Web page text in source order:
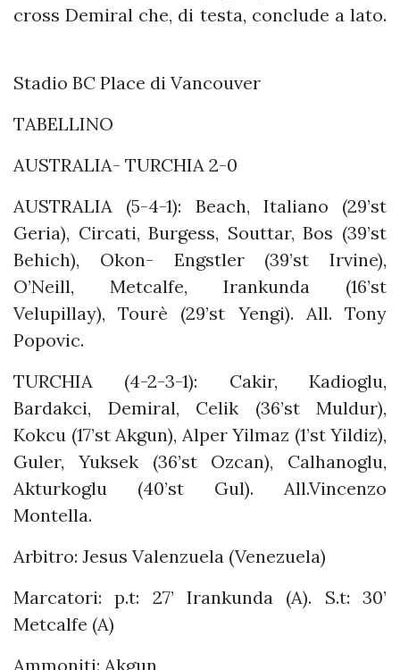
cross Demiral che, di testa, conclude a lato.
Stadio BC Place di Vancouver
TABELLINO
AUSTRALIA- TURCHIA 2-0
AUSTRALIA (5-4-1): Beach, Italiano (29’st
Geria), Circati, Burgess, Souttar, Bos (39’st
Behich), Okon- Engstler (39’st Irvine),
O’Neill, Metcalfe, Irankunda (16’st
Velupillay), Tourè (29’st Yengi). All. Tony
Popovic.
TURCHIA (4-2-3-1): Cakir, Kadioglu,
Bardakci, Demiral, Celik (36’st Muldur),
Kokcu (17’st Akgun), Alper Yilmaz (1’st Yildiz),
Guler, Yuksek (36’st Ozcan), Calhanoglu,
Akturkoglu (40’st Gul). All.Vincenzo
Montella.
Arbitro: Jesus Valenzuela (Venezuela)
Marcatori: p.t: 27’ Irankunda (A). S.t: 30’
Metcalfe (A)
Ammoniti: Akgun